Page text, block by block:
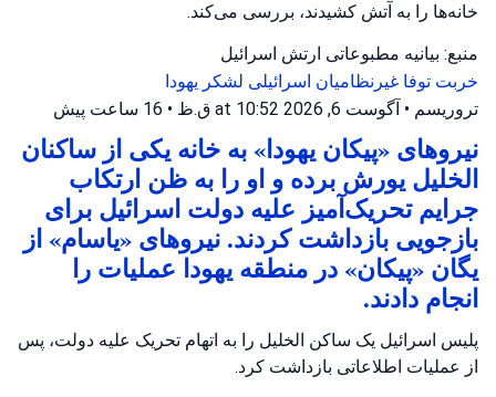
خانه‌ها را به آتش کشیدند، بررسی می‌کند.
منبع: بیانیه مطبوعاتی ارتش اسرائیل
خربت توفا غیرنظامیان اسرائیلی لشکر یهودا
تروریسم • آگوست 6, 2026 at 10:52 ق.ظ • 16 ساعت پیش
نیروهای «پیکان یهودا» به خانه یکی از ساکنان
الخلیل یورش برده و او را به ظن ارتکاب
جرایم تحریک‌آمیز علیه دولت اسرائیل برای
بازجویی بازداشت کردند. نیروهای «یاسام» از
یگان «پیکان» در منطقه یهودا عملیات را
انجام دادند.
پلیس اسرائیل یک ساکن الخلیل را به اتهام تحریک علیه دولت، پس
از عملیات اطلاعاتی بازداشت کرد.